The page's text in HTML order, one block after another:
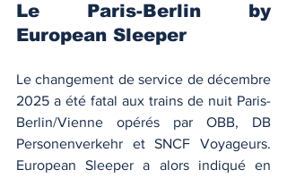
Le Paris-Berlin by
European Sleeper
Le changement de service de décembre
2025 a été fatal aux trains de nuit Paris-
Berlin/Vienne opérés par OBB, DB
Personenverkehr et SNCF Voyageurs.
European Sleeper a alors indiqué en